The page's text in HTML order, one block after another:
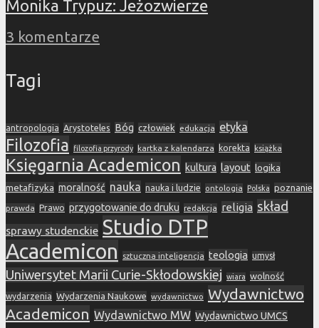
Monika Trypuz: Jeżozwierze
3 komentarze
Tagi
antropologia Arystoteles Bóg człowiek edukacja etyka
Filozofia filozofia przyrody kartka z kalendarza korekta książka
Księgarnia Academicon kultura layout logika
metafizyka moralność nauka nauka i ludzie ontologia Polska poznanie
prawda Prawo przygotowanie do druku redakcja religia skład
sprawy studenckie Studio DTP
Academicon
sztuczna inteligencja teologia umysł
Uniwersytet Marii Curie-Skłodowskiej wiara wolność
wydarzenia Wydarzenia Naukowe wydawnictwo Wydawnictwo
Academicon Wydawnictwo MW Wydawnictwo UMCS